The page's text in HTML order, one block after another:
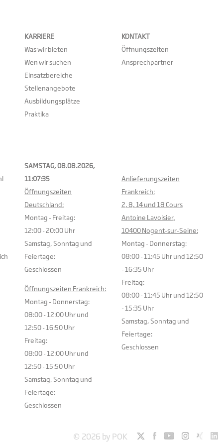
KARRIERE
Was wir bieten
Wen wir suchen
Einsatzbereiche
Stellenangebote
Ausbildungsplätze
Praktika
KONTAKT
Öffnungszeiten
Ansprechpartner
SAMSTAG, 08.08.2026,
11:07:36
Öffnungszeiten
Deutschland:
Montag - Freitag:
12:00 - 20:00 Uhr
Samstag, Sonntag und
Feiertage:
Geschlossen
Öffnungszeiten Frankreich:
Montag - Donnerstag:
08:00 - 12:00 Uhr und
12:50 - 16:50 Uhr
Freitag:
08:00 - 12:00 Uhr und
12:50 - 15:50 Uhr
Samstag, Sonntag und
Feiertage:
Geschlossen
Anlieferungszeiten
Frankreich:
2, 8, 14 und 18 Cours
Antoine Lavoisier,
10400 Nogent-sur-Seine:
Montag - Donnerstag:
08:00 - 11:45 Uhr und 12:50
- 16:35 Uhr
Freitag:
08:00 - 11:45 Uhr und 12:50
- 15:35 Uhr
Samstag, Sonntag und
Feiertage:
Geschlossen
© 2026 by POK